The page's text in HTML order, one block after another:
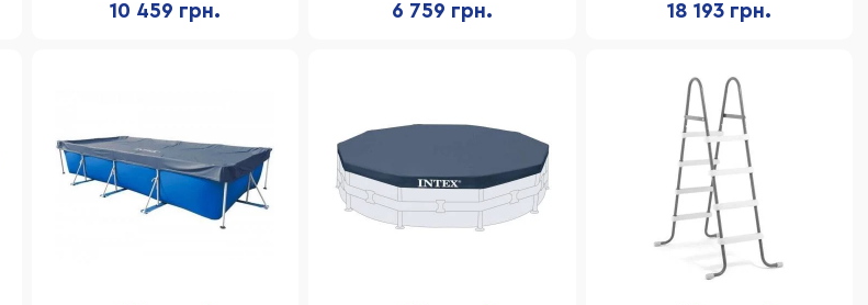
10 459 грн. 6 759 грн. 18 193 грн.